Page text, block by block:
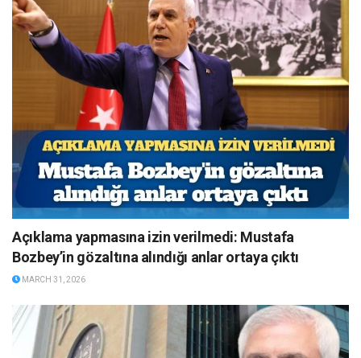
Açıklama yapmasına izin verilmedi: Mustafa
Bozbey’in gözaltına alındığı anlar ortaya çıktı
MARCH 31, 2026